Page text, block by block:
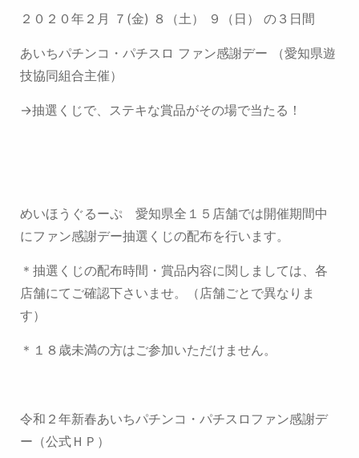
２０２０年２月 ７(金) ８（土） ９（日） の３日間
あいちパチンコ・パチスロ ファン感謝デー （愛知県遊
技協同組合主催）
→抽選くじで、ステキな賞品がその場で当たる！
めいほうぐるーぷ 愛知県全１５店舗では開催期間中
にファン感謝デー抽選くじの配布を行います。
＊抽選くじの配布時間・賞品内容に関しましては、各
店舗にてご確認下さいませ。（店舗ごとで異なりま
す）
＊１８歳未満の方はご参加いただけません。
令和２年新春あいちパチンコ・パチスロファン感謝デ
ー（公式ＨＰ）